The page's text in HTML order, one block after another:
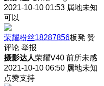
2021-10-10 01:53 属地未知
可以
荣耀粉丝18287856板凳 赞
评论 举报
摄影达人荣耀V40 前所未感
2021-10-10 06:50 属地未知
点赞支持